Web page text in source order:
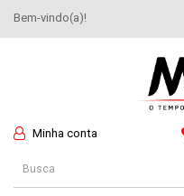
Bem-vindo(a)!
Minha conta